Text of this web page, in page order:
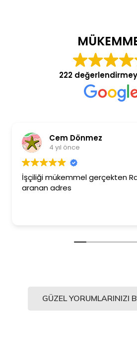
222
Cem Dönmez
4 yıl önce
İşçiliği mükemmel gerçekten
aranan adres
GÜZEL YORUMLARINIZI